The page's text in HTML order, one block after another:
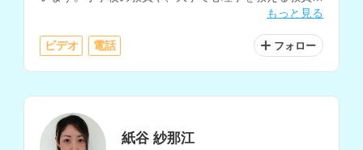
もっと見る
ビデオ 電話 フォロー
紙谷 紗那江